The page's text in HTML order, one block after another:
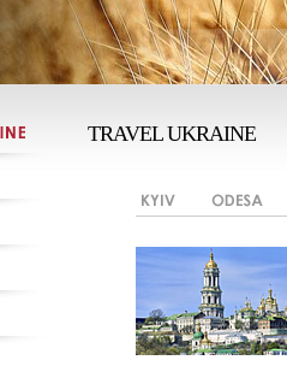
TRAVEL UKRAINE